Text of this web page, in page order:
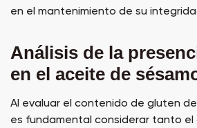
en el mantenimiento de su
Análisis de la
en el aceite de
Al evaluar el contenido de gluten
es fundamental considerar tanto el